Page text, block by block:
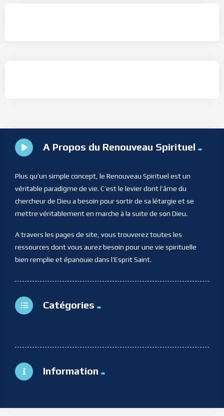
A Propos du Renouveau Spirituel
Plus qu’un simple concept, le Renouveau Spirituel est un
véritable paradigme de vie. C’est le levier dont l’âme du
chercheur de Dieu a besoin pour sortir de sa létargie et se
mettre véritablement en marche à la suite de son Dieu.
A travers les pages de site, vous trouverez toutes les
ressources dont vous aurez besoin pour une vie spirituelle
bien remplie et épanouie dans l’Esprit Saint.
Catégories
Information